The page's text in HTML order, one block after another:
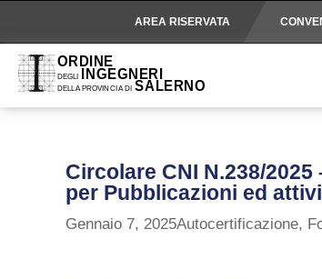
AREA RISERVATA
Circolare CNI N.238/
per Pubblicazioni ed
Gennaio 7, 2025Autocertificazione,